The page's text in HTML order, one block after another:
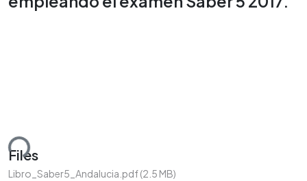
Files
Libro_Saber5_Andalucia.pdf(2.5 MB)